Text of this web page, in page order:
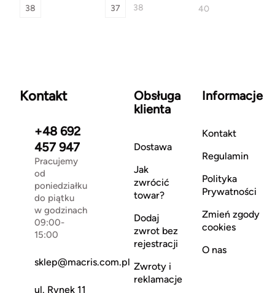
38 37 38 40
Kontakt
+48 692
457 947
Pracujemy
od
poniedziałku
do piątku
w godzinach
09:00-
15:00
sklep@macris.com.pl
ul. Rynek 11
Obsługa
klienta
Dostawa
Jak
zwrócić
towar?
Dodaj
zwrot bez
rejestracji
Zwroty i
reklamacje
Informacje
Kontakt
Regulamin
Polityka
Prywatności
Zmień zgody
cookies
O nas